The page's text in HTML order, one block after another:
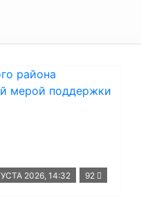
2026, 14:32 92